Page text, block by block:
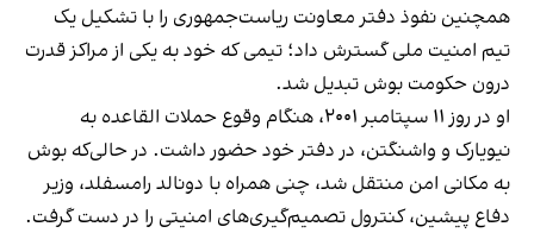
همچنین نفوذ دفتر معاونت ریاست‌جمهوری را با تشکیل یک
تیم امنیت ملی گسترش داد؛ تیمی که خود به یکی از مراکز قدرت
درون حکومت بوش تبدیل شد.
او در روز ۱۱ سپتامبر ۲۰۰۱، هنگام وقوع حملات القاعده به
نیویارک و واشنگتن، در دفتر خود حضور داشت. در حالی‌که بوش
به مکانی امن منتقل شد، چنی همراه با دونالد رامسفلد، وزیر
دفاع پیشین، کنترول تصمیم‌گیری‌های امنیتی را در دست گرفت.